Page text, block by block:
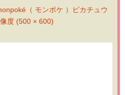
（ モンポケ ）ピカチュウ
度 (500 × 600)